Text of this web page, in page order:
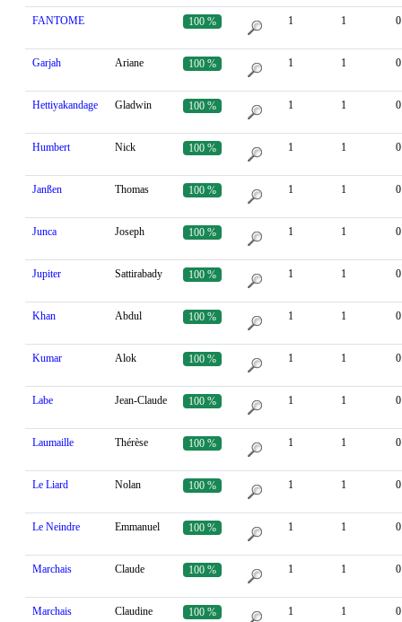
FANTOME 100 % 1 1 0
Garjah Ariane 100 % 1 1 0
Hettiyakandage Gladwin 100 % 1 1 0
Humbert Nick 100 % 1 1 0
Janßen Thomas 100 % 1 1 0
Junca Joseph 100 % 1 1 0
Jupiter Sattirabady 100 % 1 1 0
Khan Abdul 100 % 1 1 0
Kumar Alok 100 % 1 1 0
Labe Jean-Claude 100 % 1 1 0
Laumaille Thérèse 100 % 1 1 0
Le Liard Nolan 100 % 1 1 0
Le Neindre Emmanuel 100 % 1 1 0
Marchais Claude 100 % 1 1 0
Marchais Claudine 100 % 1 1 0